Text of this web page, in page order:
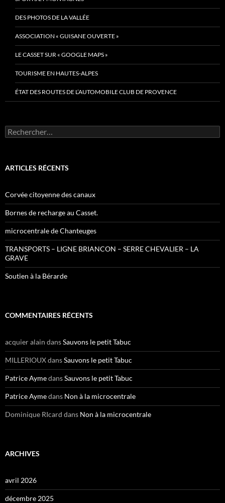
DES PHOTOS DE LA VALLÉE
ASSOCIATION « GUISANE OUVERTE »
LE CASSET SUR « GOOGLE MAPS »
TOURISME EN HAUTES-ALPES
ÉTAT DES ROUTES DE L’AUTOMOBILE CLUB DE PROVENCE
Rechercher :
ARTICLES RÉCENTS
Corvée citoyenne des canaux
Bornes de recharge au Casset.
microcentrale de Chanteuges
TRANSPORTS – LIGNE BRIANCON – SERRE CHEVALIER – LA
GRAVE
Soutien à la Bérarde
COMMENTAIRES RÉCENTS
acquier alain dansSauvons le petit Tabuc
MILLERIOUXdansSauvons le petit Tabuc
Patrice AymedansSauvons le petit Tabuc
Patrice Aymedans Non à la microcentrale
Dominique RIcard dans Non à la microcentrale
ARCHIVES
avril 2026
décembre 2025